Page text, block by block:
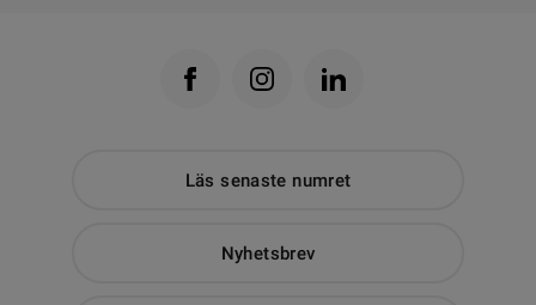
Läs senaste numret
Nyhetsbrev